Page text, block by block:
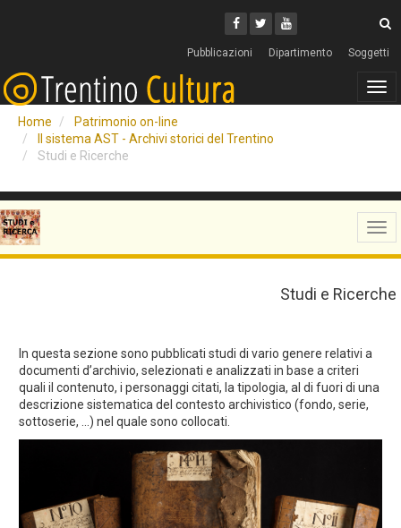
Facebook
Twitter
Youtube
Pubblicazioni Dipartimento Soggetti
Home
Patrimonio on-line
Il sistema AST - Archivi storici del Trentino
Studi e Ricerche
Studi e Ricerche
In questa sezione sono pubblicati studi di vario genere relativi a
documenti d’archivio, selezionati e analizzati in base a criteri
quali il contenuto, i personaggi citati, la tipologia, al di fuori di una
descrizione sistematica del contesto archivistico (fondo, serie,
sottoserie, ...) nel quale sono collocati.